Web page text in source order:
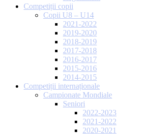
Competiții copii
Copii U8 – U14
2021-2022
2019-2020
2018-2019
2017-2018
2016-2017
2015-2016
2014-2015
Competiții internaționale
Campionate Mondiale
Seniori
2022-2023
2021-2022
2020-2021